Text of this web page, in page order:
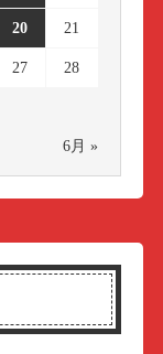
20 21
27 28
6月 »